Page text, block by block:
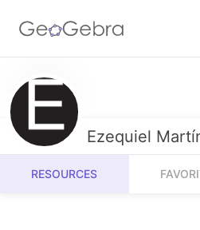
Resources
Number Sense
Algebra
Calculators Ezequiel
RESOURCES